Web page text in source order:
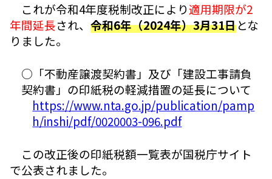
これが令和4年度税制改正により適用期限が2
年間延長され、 令和6年（2024年）3月31日とな
りました。
○「不動産譲渡契約書」及び「建設工事請負
契約書」の印紙税の軽減措置の延長について
https://www.nta.go.jp/publication/pamp
h/inshi/pdf/0020003-096.pdf
この改正後の印紙税額一覧表が国税庁サイト
で公表されました。